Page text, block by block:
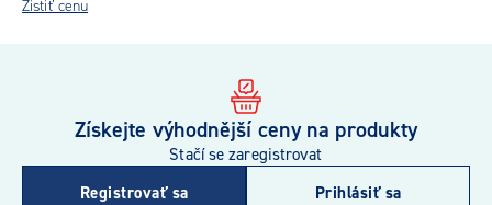
Zistiť cenu
Získejte výhodnější ceny na produkty
Stačí se zaregistrovat
Registrovať sa
Prihlásiť sa